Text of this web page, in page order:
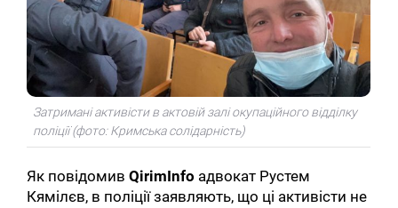
Затримані активісти в актовій залі окупаційного відділку
поліції (фото: Кримська солідарність)
Як повідомивQirimInfo адвокат Рустем
Кямілєв, в поліції заявляють, що ці активісти не